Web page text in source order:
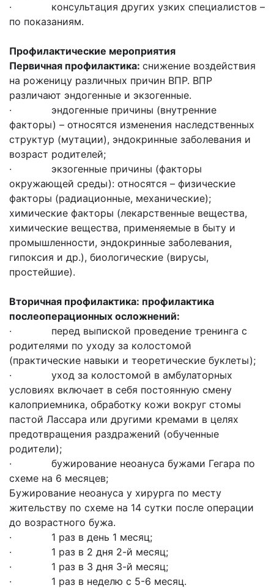
· консультация других узких специалистов –
по показаниям.
Профилактические мероприятия
Первичная профилактика: снижение воздействия
на роженицу различных причин ВПР. ВПР
различают эндогенные и экзогенные.
· эндогенные причины (внутренние
факторы) – относятся изменения наследственных
структур (мутации), эндокринные заболевания и
возраст родителей;
· экзогенные причины (факторы
окружающей среды): относятся – физические
факторы (радиационные, механические);
химические факторы (лекарственные вещества,
химические вещества, применяемые в быту и
промышленности, эндокринные заболевания,
гипоксия и др.), биологические (вирусы,
простейшие).
Вторичная профилактика: профилактика
послеоперационных осложнений:
· перед выпиской проведение тренинга с
родителями по уходу за колостомой
(практические навыки и теоретические буклеты);
· уход за колостомой в амбулаторных
условиях включает в себя постоянную смену
калоприемника, обработку кожи вокруг стомы
пастой Лассара или другими кремами в целях
предотвращения раздражений (обученные
родители);
· бужирование неоануса бужами Гегара по
схеме на 6 месяцев;
Бужирование неоануса у хирурга по месту
жительству по схеме на 14 сутки после операции
до возрастного бужа.
· 1 раз в день 1 месяц;
· 1 раз в 2 дня 2-й месяц;
· 1 раз в 3 дня 3-й месяц;
· 1 раз в неделю с 5-6 месяц.